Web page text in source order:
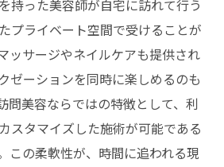
持った美容師が自宅に訪れて行う
プライベート空間で受けることが
ッサージやネイルケアも提供され
ゼーションを同時に楽しめるのも
問美容ならではの特徴として、利
スタマイズした施術が可能である
この柔軟性が、時間に追われる現